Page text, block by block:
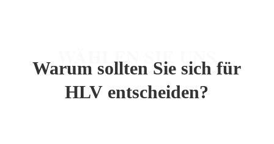
WÄHLEN SIE UNS
Warum sollten Sie sich für
HLV entscheiden?